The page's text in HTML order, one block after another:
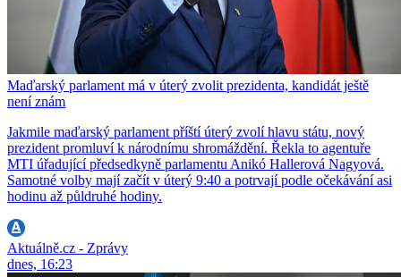
Maďarský parlament má v úterý zvolit prezidenta, kandidát ještě
není znám
Jakmile maďarský parlament příští úterý zvolí hlavu státu, nový
prezident promluví k národnímu shromáždění. Řekla to agentuře
MTI úřadující předsedkyně parlamentu Anikó Hallerová Nagyová.
Samotné volby mají začít v úterý 9:40 a potrvají podle očekávání asi
hodinu až půldruhé hodiny.
Aktuálně.cz - Zprávy
dnes, 16:23